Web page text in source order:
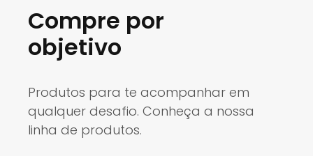
Compre por
objetivo
Produtos para te acompanhar em
qualquer desafio. Conheça a nossa
linha de produtos.